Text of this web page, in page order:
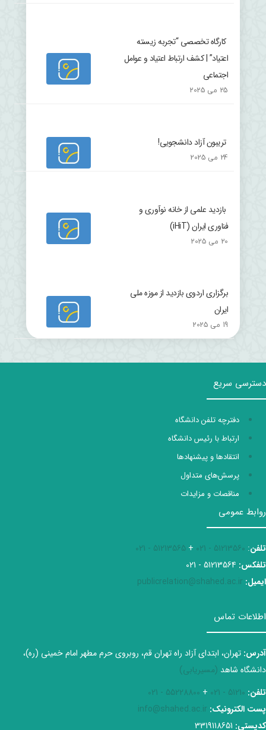
کارگاه تخصصی “تجربه زیسته
اعتیاد” | کشف ارتباط اعتیاد و عوامل
اجتماعی
25 می 2025
تریبون آزاد دانشجویی!
24 می 2025
بازدید علمی از خانه نوآوری و
فناوری ایران (iHiT)
20 می 2025
برگزاری اردوی بازدید از موزه ملی
ایران
19 می 2025
دسترسی سریع
دفترچه تلفن دانشگاه
ارتباط با رئیس دانشگاه
انتقادها و پیشنهادها
پرسش‌های متداول
مناقصات و مزایدات
روابط عمومی
تلفن:
51213560 - 021
+
51213565 - 021
تلفکس:
ایمیل: publicrelation@shahed.ac.ir
اطلاعات تماس
آدرس: تهران، ابتدای آزاد راه تهران قم، روبروی حرم مطهر امام خمینی (ره)،
دانشگاه شاهد (مسیریابی)
تلفن: 51210 - 021
+
55228800 - 021
پست الکترونیک: info@shahed.ac.ir
کدپستی: